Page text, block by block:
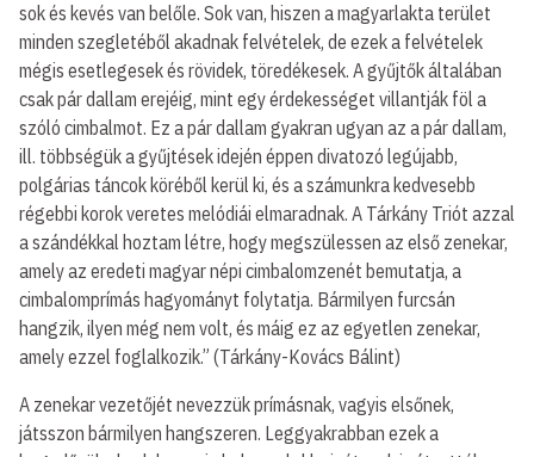
sok és kevés van belőle. Sok van, hiszen a magyarlakta terület
minden szegletéből akadnak felvételek, de ezek a felvételek
mégis esetlegesek és rövidek, töredékesek. A gyűjtők általában
csak pár dallam erejéig, mint egy érdekességet villantják föl a
szóló cimbalmot. Ez a pár dallam gyakran ugyan az a pár dallam,
ill. többségük a gyűjtések idején éppen divatozó legújabb,
polgárias táncok köréből kerül ki, és a számunkra kedvesebb
régebbi korok veretes melódiái elmaradnak. A Tárkány Triót azzal
a szándékkal hoztam létre, hogy megszülessen az első zenekar,
amely az eredeti magyar népi cimbalomzenét bemutatja, a
cimbalomprímás hagyományt folytatja. Bármilyen furcsán
hangzik, ilyen még nem volt, és máig ez az egyetlen zenekar,
amely ezzel foglalkozik.” (Tárkány-Kovács Bálint)
A zenekar vezetőjét nevezzük prímásnak, vagyis elsőnek,
játsszon bármilyen hangszeren. Leggyakrabban ezek a